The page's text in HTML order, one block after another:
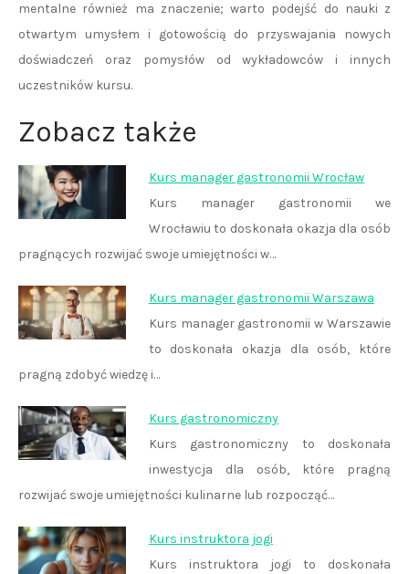
mentalne również ma znaczenie; warto podejść do nauki z
otwartym umysłem i gotowością do przyswajania nowych
doświadczeń oraz pomysłów od wykładowców i innych
uczestników kursu.
Zobacz także
Kurs manager gastronomii Wrocław
Kurs manager gastronomii we
Wrocławiu to doskonała okazja dla osób
pragnących rozwijać swoje umiejętności w…
Kurs manager gastronomii Warszawa
Kurs manager gastronomii w Warszawie
to doskonała okazja dla osób, które
pragną zdobyć wiedzę i…
Kurs gastronomiczny
Kurs gastronomiczny to doskonała
inwestycja dla osób, które pragną
rozwijać swoje umiejętności kulinarne lub rozpocząć…
Kurs instruktora jogi
Kurs instruktora jogi to doskonała